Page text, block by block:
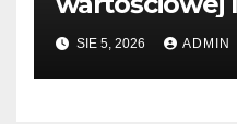
SIE 5, 2026 ADMIN